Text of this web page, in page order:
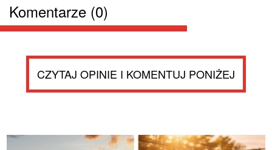
Komentarze (0)
CZYTAJ OPINIE I KOMENTUJ PONIŻEJ